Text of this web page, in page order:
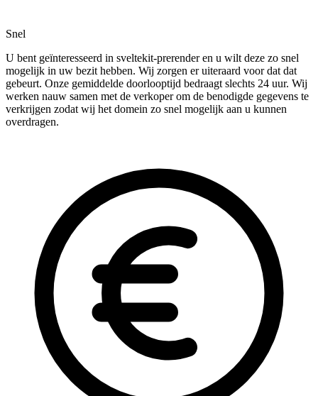
Snel
U bent geïnteresseerd in sveltekit-prerender en u wilt deze zo snel
mogelijk in uw bezit hebben. Wij zorgen er uiteraard voor dat dat
gebeurt. Onze gemiddelde doorlooptijd bedraagt slechts 24 uur. Wij
werken nauw samen met de verkoper om de benodigde gegevens te
verkrijgen zodat wij het domein zo snel mogelijk aan u kunnen
overdragen.